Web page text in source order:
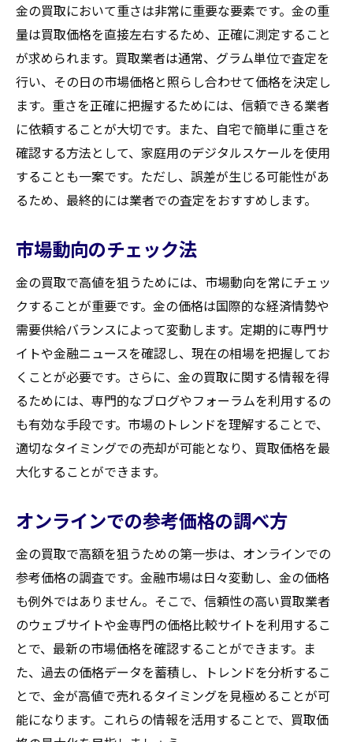
市場調査を活用した取引戦略
初心者でも安心して利用できる買取サービス
初心者に優しい買取サービスの選び方
初めての買取でも安心できるサポート体制
初めての方に向けた買取ガイドの活用
電話やオンラインでの事前相談サービス
初心者向けキャンペーンの利用法
金の価値を最大限に引き出す秘訣
査定時に注目されるポイント
金の価値を高める保管方法
金の価値を理解するための基礎知識
専門家によるアドバイスの活用
価値を最大限に引き出すタイミング
買取大吉セラビ白石店
金の買取において重さは非常に重要な要素です。金の重
量は買取価格を直接左右するため、正確に測定すること
が求められます。買取業者は通常、グラム単位で査定を
行い、その日の市場価格と照らし合わせて価格を決定し
ます。重さを正確に把握するためには、信頼できる業者
に依頼することが大切です。また、自宅で簡単に重さを
確認する方法として、家庭用のデジタルスケールを使用
することも一案です。ただし、誤差が生じる可能性があ
るため、最終的には業者での査定をおすすめします。
市場動向のチェック法
金の買取で高値を狙うためには、市場動向を常にチェッ
クすることが重要です。金の価格は国際的な経済情勢や
需要供給バランスによって変動します。定期的に専門サ
イトや金融ニュースを確認し、現在の相場を把握してお
くことが必要です。さらに、金の買取に関する情報を得
るためには、専門的なブログやフォーラムを利用するの
も有効な手段です。市場のトレンドを理解することで、
適切なタイミングでの売却が可能となり、買取価格を最
大化することができます。
オンラインでの参考価格の調べ方
金の買取で高額を狙うための第一歩は、オンラインでの
参考価格の調査です。金融市場は日々変動し、金の価格
も例外ではありません。そこで、信頼性の高い買取業者
のウェブサイトや金専門の価格比較サイトを利用するこ
とで、最新の市場価格を確認することができます。ま
た、過去の価格データを蓄積し、トレンドを分析するこ
とで、金が高値で売れるタイミングを見極めることが可
能になります。これらの情報を活用することで、買取価